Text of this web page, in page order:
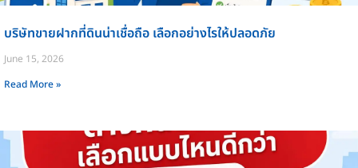
บริษัทขายฝากที่ดินน่าเชื่อถือ เลือกอย่างไรให้ปลอดภัย
June 15, 2026
Read More »